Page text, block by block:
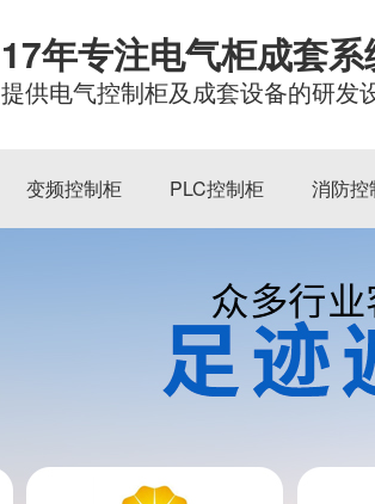
17年专注电气柜成套
提供电气控制柜及成套设备的研发
变频控制柜 PLC控制柜 消防控